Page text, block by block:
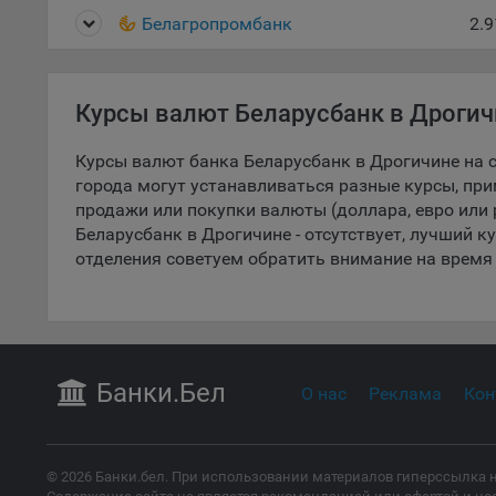
5.1.
Белагропромбанк
Курсы валют Беларусбанк в
Курсы валют банка Беларусбанк в Дрогичине на
города могут устанавливаться разные курсы,
продажи или покупки валюты (доллара, евро
Беларусбанк в Дрогичине - отсутствует, лучший
отделения советуем обратить внимание на
Банки.Бел О нас Реклама
© 2026 Банки.бел. При использовании материалов гиперссылка